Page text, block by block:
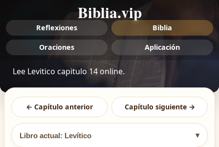
Biblia.vip
Reflexiones Biblia
Oraciones Aplicación
Lee Levitico capitulo 14 online.
← Capítulo anterior Capítulo siguiente →
Libro actual: Levítico ▾